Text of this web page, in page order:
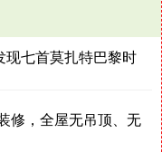
七首莫扎特巴黎时
修，全屋无吊顶、无